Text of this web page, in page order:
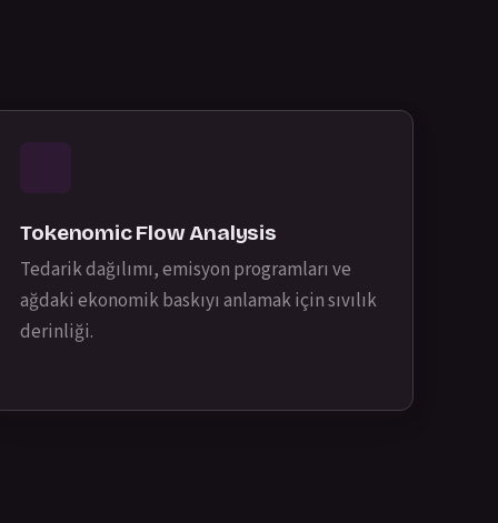
Tokenomic Flow Analysis
Tedarik dağılımı, emisyon programları ve
ağdaki ekonomik baskıyı anlamak için sıvılık
derinliği.